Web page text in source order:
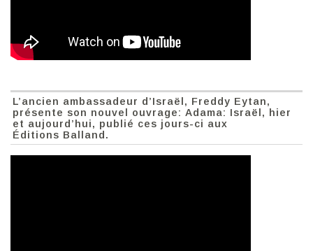
L’ancien ambassadeur d’Israël, Freddy Eytan,
présente son nouvel ouvrage: Adama: Israël, hier
et aujourd’hui, publié ces jours-ci aux
Éditions Balland.